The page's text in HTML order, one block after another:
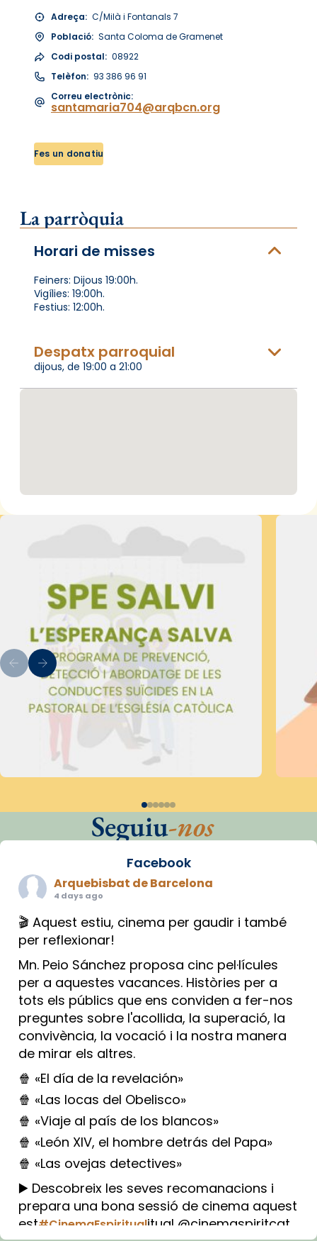
Adreça: C/Milà i Fontanals 7
Població: Santa Coloma de Gramenet
Codi postal: 08922
Telèfon: 93 386 96 91
Correu electrònic:
santamaria704@arqbcn.org
Fes un donatiu
La parròquia
Horari de misses
Feiners: Dijous 19:00h.
Vigílies: 19:00h.
Festius: 12:00h.
Despatx parroquial
dijous, de 19:00 a 21:00
Seguiu-nos
Facebook
Arquebisbat de Barcelona
4 days ago
🎬 Aquest estiu, cinema per gaudir i també
per reflexionar!
Mn. Peio Sánchez proposa cinc pel·lícules
per a aquestes vacances. Històries per a
tots els públics que ens conviden a fer-nos
preguntes sobre l'acollida, la superació, la
convivència, la vocació i la nostra manera
de mirar els altres.
🍿 «El día de la revelación»
🍿 «Las locas del Obelisco»
🍿 «Viaje al país de los blancos»
🍿 «León XIV, el hombre detrás del Papa»
🍿 «Las ovejas detectives»
▶️ Descobreix les seves recomanacions i
prepara una bona sessió de cinema aquest
est#CinemaEspiritualitual @cinemaspiritcat